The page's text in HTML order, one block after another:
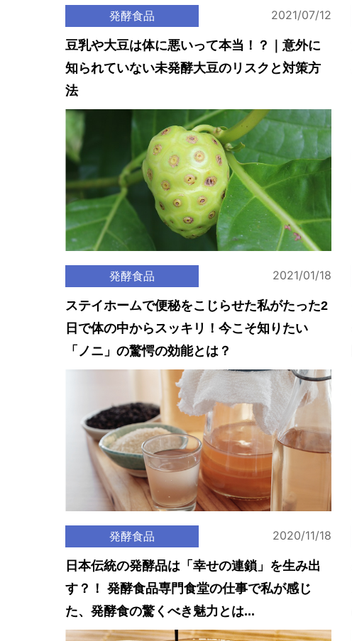
発酵食品 2021/07/12
豆乳や大豆は体に悪いって本当！？｜意外に
知られていない未発酵大豆のリスクと対策方
法
発酵食品 2021/01/18
ステイホームで便秘をこじらせた私がたった2
日で体の中からスッキリ！今こそ知りたい
「ノニ」の驚愕の効能とは？
発酵食品 2020/11/18
日本伝統の発酵品は「幸せの連鎖」を生み出
す？！ 発酵食品専門食堂の仕事で私が感じ
た、発酵食の驚くべき魅力とは...